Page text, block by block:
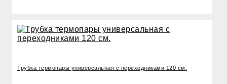
Трубка термопары универсальная с переходниками 120 см.